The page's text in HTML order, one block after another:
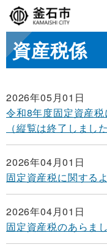
資産税係
2026年05月01日
令和8年度固定資産
（縦覧は終了しました
2026年04月01日
固定資産税に関する
2026年04月01日
固定資産税のあらまし